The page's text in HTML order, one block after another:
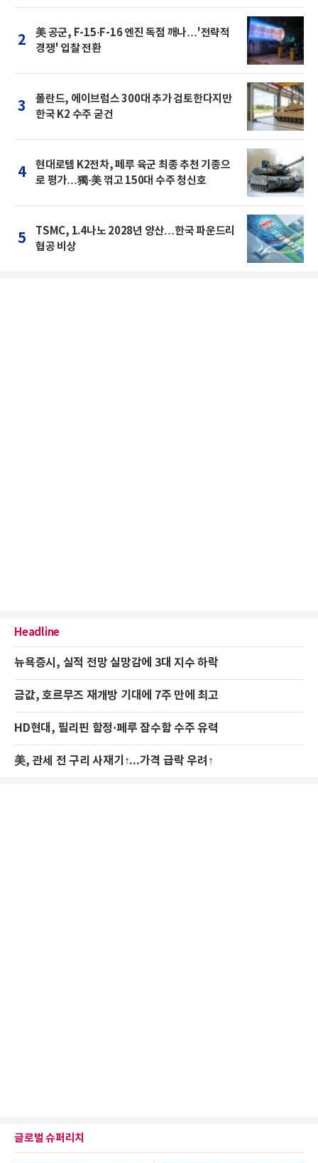
2
美 공군, F-15·F-16 엔진 독점 깨나…'전략적
경쟁' 입찰 전환
3
폴란드, 에이브럼스 300대 추가 검토한다지만
한국 K2 수주 굳건
4
현대로템 K2전차, 페루 육군 최종 추천 기종으
로 평가…獨·美 꺾고 150대 수주 청신호
5
TSMC, 1.4나노 2028년 양산…한국 파운드리
협공 비상
Headline
뉴욕증시, 실적 전망 실망감에 3대 지수 하락
금값, 호르무즈 재개방 기대에 7주 만에 최고
HD현대, 필리핀 함정·페루 잠수함 수주 유력
美, 관세 전 구리 사재기↑...가격 급락 우려↑
글로벌 슈퍼리치